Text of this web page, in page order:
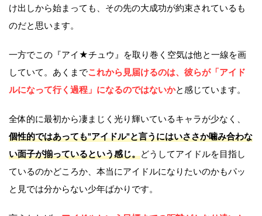
け出しから始まっても、その先の大成功が約束されているも
のだと思います。
一方でこの『アイ★チュウ』を取り巻く空気は他と一線を画
していて。あくまでこれから見届けるのは、彼らが「アイド
ルになって行く過程」になるのではないかと感じています。
全体的に最初から凄まじく光り輝いているキャラが少なく、
個性的ではあっても"アイドル"と言うにはいささか噛み合わな
い面子が揃っているという感じ。どうしてアイドルを目指し
ているのかどころか、本当にアイドルになりたいのかもパッ
と見では分からない少年ばかりです。